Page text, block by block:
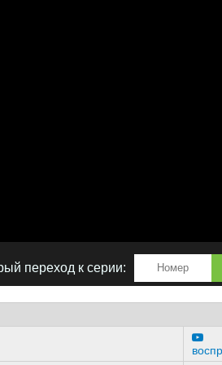
переход к серии: